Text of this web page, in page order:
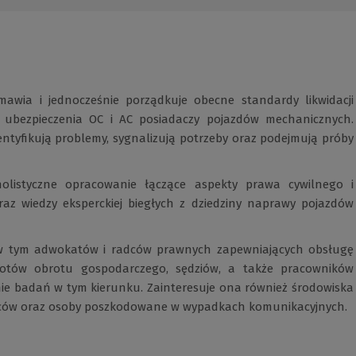
i jednocześnie porządkuje obecne standardy likwidacji
OC i AC posiadaczy pojazdów mechanicznych.
problemy, sygnalizują potrzeby oraz podejmują próby
opracowanie łączące aspekty prawa cywilnego i
wiedzy eksperckiej biegłych z dziedziny naprawy pojazdów
adwokatów i radców prawnych zapewniających obsługę
obrotu gospodarczego, sędziów, a także pracowników
badań w tym kierunku. Zainteresuje ona również środowiska
oraz osoby poszkodowane w wypadkach komunikacyjnych.